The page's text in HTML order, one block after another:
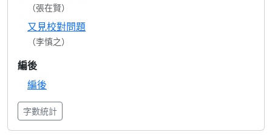
（張在賢）
又見校對問題
（李慎之）
編後
編後
字數統計